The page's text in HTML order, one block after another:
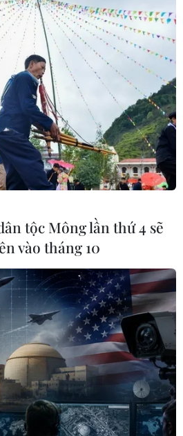
tộc Mông lần thứ 4 sẽ
vào tháng 10